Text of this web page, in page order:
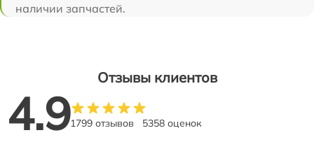
наличии запчастей.
Отзывы клиентов
4.91799 отзывов 5358 оценок